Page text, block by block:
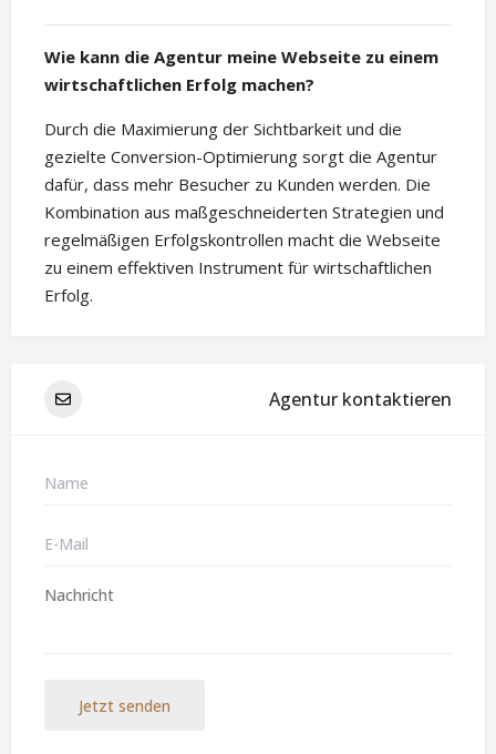
Wie kann die Agentur meine Webseite zu einem
wirtschaftlichen Erfolg machen?
Durch die Maximierung der Sichtbarkeit und die
gezielte Conversion-Optimierung sorgt die Agentur
dafür, dass mehr Besucher zu Kunden werden. Die
Kombination aus maßgeschneiderten Strategien und
regelmäßigen Erfolgskontrollen macht die Webseite
zu einem effektiven Instrument für wirtschaftlichen
Erfolg.
Agentur kontaktieren
Jetzt senden